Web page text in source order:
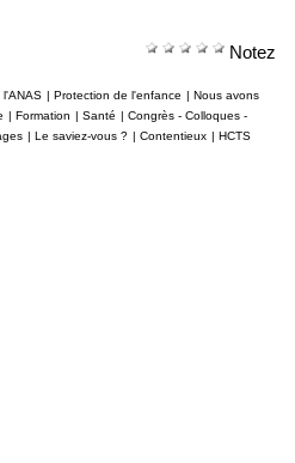
Notez
l'ANAS | Protection de l'enfance | Nous avons
| Formation | Santé | Congrès - Colloques -
| Le saviez-vous ? | Contentieux | HCTS